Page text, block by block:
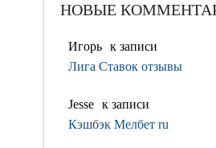
НОВЫЕ
Игорь к записи
Лига Ставок отзывы
Jesse к записи
Кэшбэк Мелбет ru